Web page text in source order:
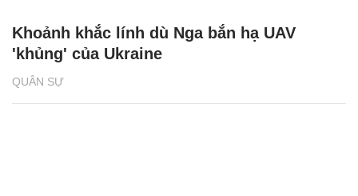
QUÂN SỰ
Khoảnh khắc lính dù Nga bắn hạ UAV
'khủng' của Ukraine